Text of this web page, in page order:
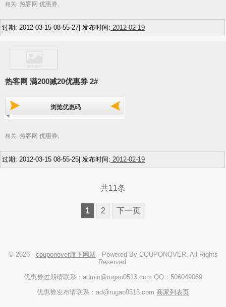
相关: 热客网 优惠券
过期: 2012-03-15 08-55-27| 发布时间: 2012-02-19
热客网 满200减20优惠券 2#
浏览优惠码
相关: 热客网 优惠券
过期: 2012-03-15 08-55-25| 发布时间: 2012-02-19
共11条
1 2 下一页
© 2026 - couponover旗下网站- Powered By COUPONOVER. All Rights
Reserved.
优惠券过期请联系：admin@rugao0513.com QQ：506049069
优惠券发布请联系：ad@rugao0513.com 商家列表页